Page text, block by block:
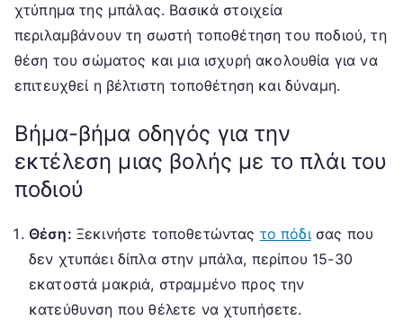
χτύπημα της μπάλας. Βασικά στοιχεία
περιλαμβάνουν τη σωστή τοποθέτηση του ποδιού, τη
θέση του σώματος και μια ισχυρή ακολουθία για να
επιτευχθεί η βέλτιστη τοποθέτηση και δύναμη.
Βήμα-βήμα οδηγός για την
εκτέλεση μιας βολής με το πλάι του
ποδιού
Θέση: Ξεκινήστε τοποθετώντας το πόδισας που
δεν χτυπάει δίπλα στην μπάλα, περίπου 15-30
εκατοστά μακριά, στραμμένο προς την
κατεύθυνση που θέλετε να χτυπήσετε.